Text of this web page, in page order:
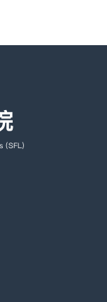
(SFL)